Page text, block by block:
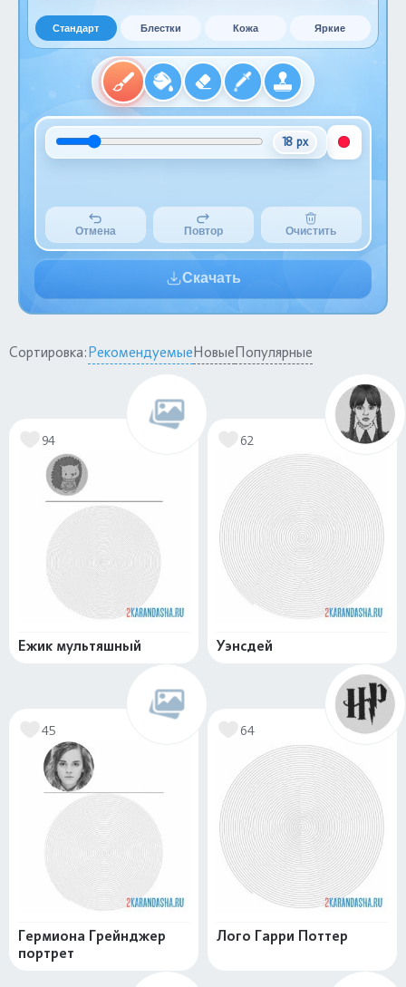
Стандарт Блестки Кожа Яркие
18 px
Отмена Повтор Очистить
Скачать
Сортировка:РекомендуемыеНовыеПопулярные
94
Ежик мультяшный
62
Уэнсдей
45
Гермиона Грейнджер
портрет
64
Лого Гарри Поттер